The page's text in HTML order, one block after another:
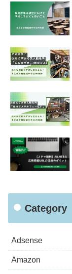
Category
Adsense
Amazon